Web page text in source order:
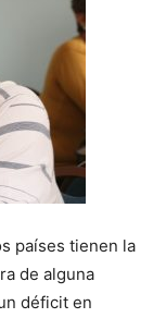
países tienen la
de alguna
déficit en